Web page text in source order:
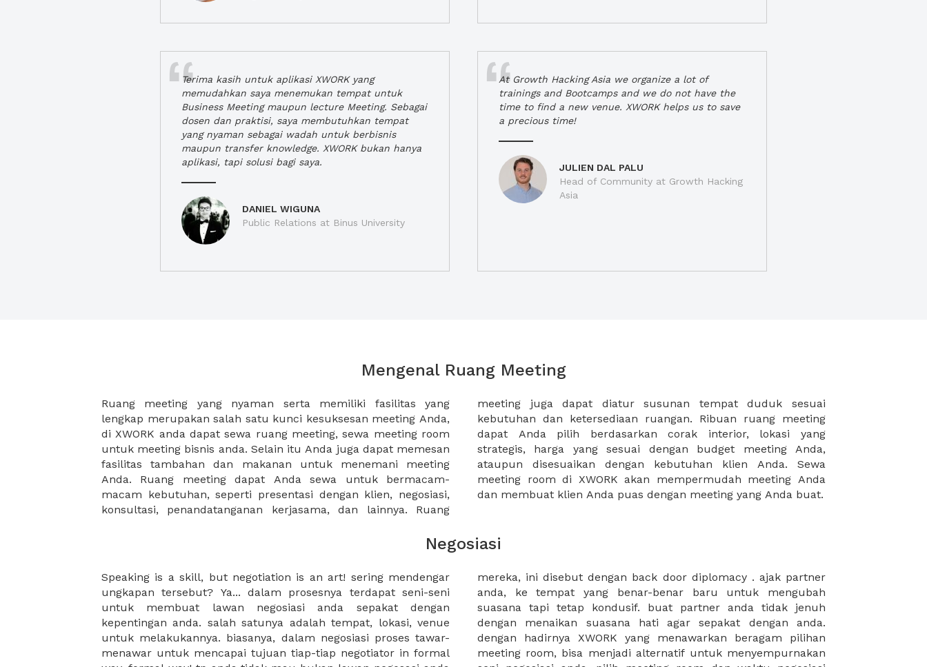
Terima kasih untuk aplikasi XWORK yang
memudahkan saya menemukan tempat untuk
Business Meeting maupun lecture Meeting. Sebagai
dosen dan praktisi, saya membutuhkan tempat
yang nyaman sebagai wadah untuk berbisnis
maupun transfer knowledge. XWORK bukan hanya
aplikasi, tapi solusi bagi saya.
DANIEL WIGUNA
Public Relations at Binus University
At Growth Hacking Asia we organize a lot of
trainings and Bootcamps and we do not have the
time to find a new venue. XWORK helps us to save
a precious time!
JULIEN DAL PALU
Head of Community at Growth Hacking
Asia
Mengenal Ruang Meeting
Ruang meeting yang nyaman serta memiliki fasilitas yang
lengkap merupakan salah satu kunci kesuksesan meeting Anda,
di XWORK anda dapat sewa ruang meeting, sewa meeting room
untuk meeting bisnis anda. Selain itu Anda juga dapat memesan
fasilitas tambahan dan makanan untuk menemani meeting
Anda. Ruang meeting dapat Anda sewa untuk bermacam-
macam kebutuhan, seperti presentasi dengan klien, negosiasi,
konsultasi, penandatanganan kerjasama, dan lainnya. Ruang
meeting juga dapat diatur susunan tempat duduk sesuai
kebutuhan dan ketersediaan ruangan. Ribuan ruang meeting
dapat Anda pilih berdasarkan corak interior, lokasi yang
strategis, harga yang sesuai dengan budget meeting Anda,
ataupun disesuaikan dengan kebutuhan klien Anda. Sewa
meeting room di XWORK akan mempermudah meeting Anda
dan membuat klien Anda puas dengan meeting yang Anda buat.
Negosiasi
Speaking is a skill, but negotiation is an art! sering mendengar
ungkapan tersebut? Ya... dalam prosesnya terdapat seni-seni
untuk membuat lawan negosiasi anda sepakat dengan
kepentingan anda. salah satunya adalah tempat, lokasi, venue
untuk melakukannya. biasanya, dalam negosiasi proses tawar-
menawar untuk mencapai tujuan tiap-tiap negotiator in formal
mereka, ini disebut dengan back door diplomacy . ajak partner
anda, ke tempat yang benar-benar baru untuk mengubah
suasana tapi tetap kondusif. buat partner anda tidak jenuh
dengan menaikan suasana hati agar sepakat dengan anda.
dengan hadirnya XWORK yang menawarkan beragam pilihan
meeting room, bisa menjadi alternatif untuk menyempurnakan